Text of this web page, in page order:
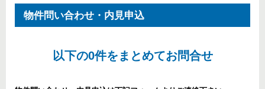
物件問い合わせ・内見申込
以下の0件をまとめてお問合せ